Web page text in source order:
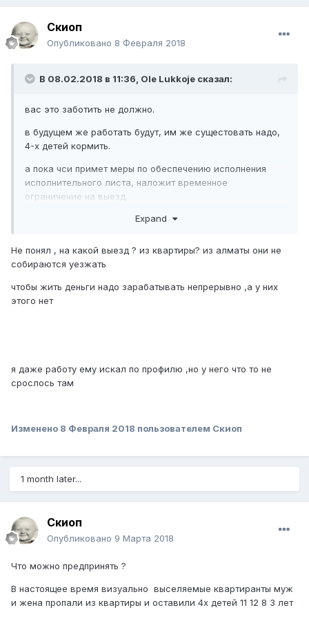
Скиоп
Опубликовано 8 Февраля 2018
В 08.02.2018 в 11:36, Ole Lukkoje сказал:
вас это заботить не должно.
в будущем же работать будут, им же сущестовать надо,
4-х детей кормить.
а пока чси примет меры по обеспечению исполнения
исполнительного листа, наложит временное
ограничение на выезд.
Expand
Не понял , на какой выезд ? из квартиры? из алматы они не
собираются уезжать
чтобы жить деньги надо зарабатывать непрерывно ,а у них
этого нет
я даже работу ему искал по профилю ,но у него что то не
срослось там
Изменено 8 Февраля 2018 пользователем Скиоп
1 month later...
Скиоп
Опубликовано 9 Марта 2018
Что можно предпринять ?
В настоящее время визуально выселяемые квартиранты муж
и жена пропали из квартиры и оставили 4х детей 11 12 8 3 лет